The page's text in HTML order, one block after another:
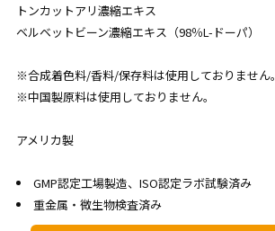
トンカットアリ濃縮エキス
ベルベットビーン濃縮エキス（98％L-ドーパ）
※合成着色料/香料/保存料は使用しておりません。
※中国製原料は使用しておりません。
アメリカ製
GMP認定工場製造、ISO認定ラボ試験済み
重金属・微生物検査済み